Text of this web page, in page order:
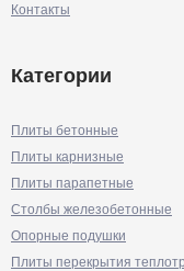
Контакты
Категории
Плиты бетонные
Плиты карнизные
Плиты парапетные
Столбы железобетонные
Опорные подушки
Плиты перекрытия